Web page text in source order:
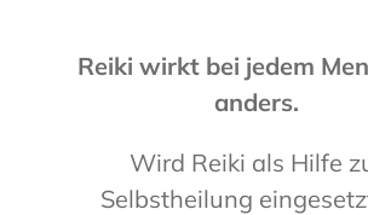
Reiki wirkt bei jedem
anders.
Wird Reiki als Hilfe
Selbstheilung